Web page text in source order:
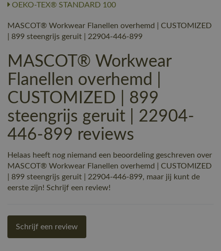
OEKO-TEX® STANDARD 100
MASCOT® Workwear Flanellen overhemd | CUSTOMIZED
| 899 steengrijs geruit | 22904-446-899
MASCOT® Workwear
Flanellen overhemd |
CUSTOMIZED | 899
steengrijs geruit | 22904-
446-899 reviews
Helaas heeft nog niemand een beoordeling geschreven over
MASCOT® Workwear Flanellen overhemd | CUSTOMIZED
| 899 steengrijs geruit | 22904-446-899, maar jij kunt de
eerste zijn! Schrijf een review!
Schrijf een review